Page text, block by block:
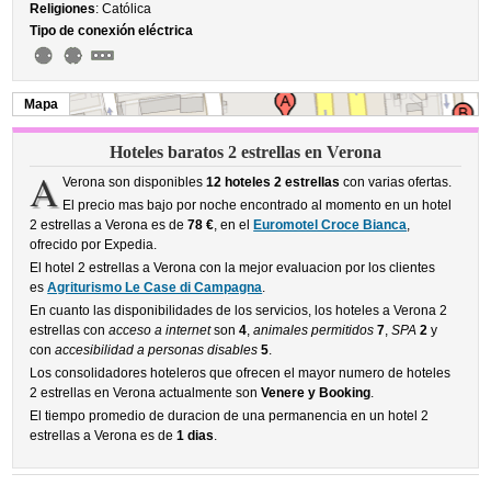
Religiones: Católica
Tipo de conexión eléctrica
Mapa
Hoteles baratos 2 estrellas en Verona
A Verona son disponibles 12 hoteles 2 estrellas con varias ofertas.
El precio mas bajo por noche encontrado al momento en un hotel
2 estrellas a Verona es de78 €, en el Euromotel Croce Bianca,
ofrecido por Expedia.
El hotel 2 estrellas a Verona con la mejor evaluacion por los clientes
esAgriturismo Le Case di Campagna.
En cuanto las disponibilidades de los servicios, los hoteles a Verona 2
estrellas conacceso a internetson4,animales permitidos 7,SPA 2 y
conaccesibilidad a personas disables 5.
Los consolidadores hoteleros que ofrecen el mayor numero de hoteles
2 estrellas en Verona actualmente sonVenere y Booking.
El tiempo promedio de duracion de una permanencia en un hotel 2
estrellas a Verona es de1 dias.